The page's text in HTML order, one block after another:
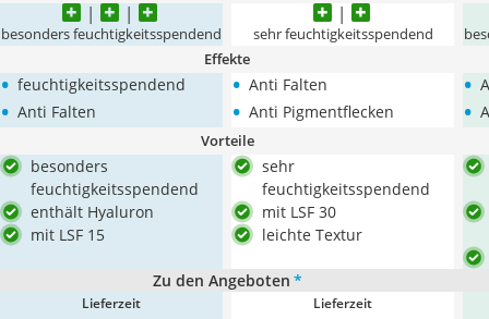
besonders feuchtigkeitsspendend sehr feuchtigkeitsspendend
Effekte
• feuchtigkeitsspendend
• Anti Falten
• Anti Falten
• Anti Pigmentflecken
•
•
Vorteile
besonders
feuchtigkeitsspendend
enthält Hyaluron
mit LSF 15
sehr
feuchtigkeitsspendend
mit LSF 30
leichte Textur
Zu den Angeboten *
Lieferzeit Lieferzeit